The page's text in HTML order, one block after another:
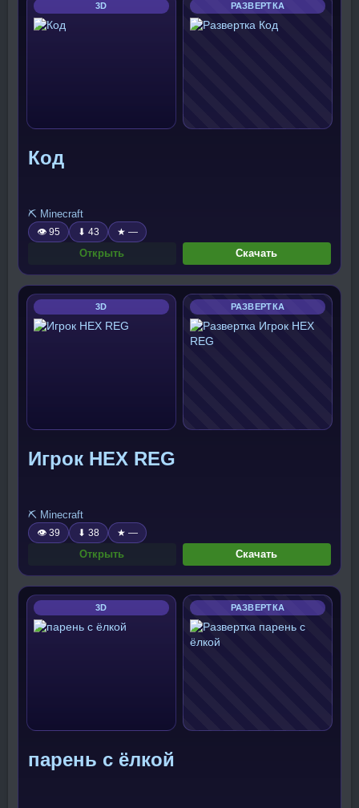
3D РАЗВЕРТКА
Код
⛏️ Minecraft
👁 95 ⬇ 43 ★ —
Открыть Скачать
3D РАЗВЕРТКА
Игрок HEX REG
⛏️ Minecraft
👁 39 ⬇ 38 ★ —
Открыть Скачать
3D РАЗВЕРТКА
парень с ёлкой